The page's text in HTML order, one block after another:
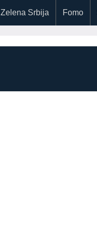
Zelena Srbija Fomo